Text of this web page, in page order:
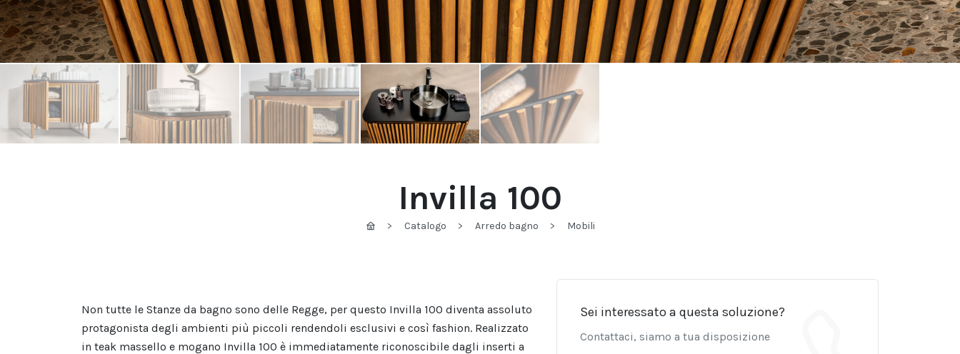
Invilla 100
Catalogo Arredo bagno Mobili
Non tutte le Stanze da bagno sono delle Regge, per questo Invilla 100 diventa assoluto
protagonista degli ambienti più piccoli rendendoli esclusivi e così fashion. Realizzato
in teak massello e mogano Invilla 100 è immediatamente riconoscibile dagli inserti a
Sei interessato a questa soluzione?
Contattaci, siamo a tua disposizione